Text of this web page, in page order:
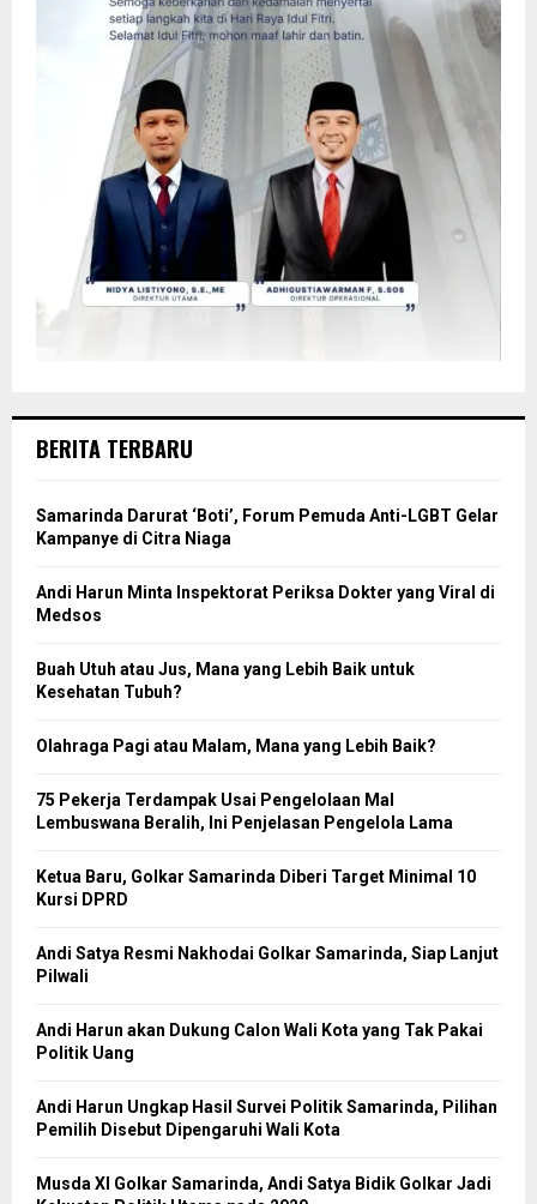
BERITA TERBARU
Samarinda Darurat ‘Boti’, Forum Pemuda Anti-LGBT Gelar
Kampanye di Citra Niaga
Andi Harun Minta Inspektorat Periksa Dokter yang Viral di
Medsos
Buah Utuh atau Jus, Mana yang Lebih Baik untuk
Kesehatan Tubuh?
Olahraga Pagi atau Malam, Mana yang Lebih Baik?
75 Pekerja Terdampak Usai Pengelolaan Mal
Lembuswana Beralih, Ini Penjelasan Pengelola Lama
Ketua Baru, Golkar Samarinda Diberi Target Minimal 10
Kursi DPRD
Andi Satya Resmi Nakhodai Golkar Samarinda, Siap Lanjut
Pilwali
Andi Harun akan Dukung Calon Wali Kota yang Tak Pakai
Politik Uang
Andi Harun Ungkap Hasil Survei Politik Samarinda, Pilihan
Pemilih Disebut Dipengaruhi Wali Kota
Musda XI Golkar Samarinda, Andi Satya Bidik Golkar Jadi